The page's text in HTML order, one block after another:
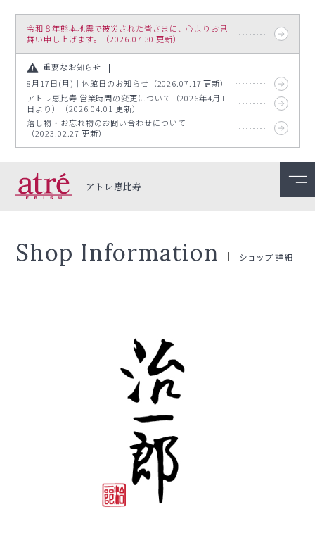
令和８年熊本地震で被災された皆さまに、心よりお見
舞い申し上げます。（2026.07.30 更新）
重要なお知らせ
8月17日(月)｜休館日のお知らせ（2026.07.17 更新）
アトレ恵比寿 営業時間の変更について（2026年4月1
日より）（2026.04.01 更新）
落し物・お忘れ物のお問い合わせについて
（2023.02.27 更新）
アトレ恵比寿
Shop Information ショップ詳細